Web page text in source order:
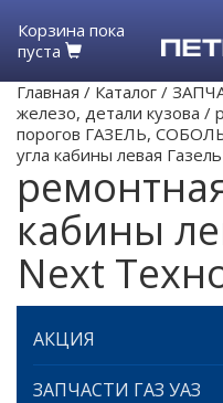
Корзина пока
пуста
Главная / Каталог /
железо, детали кузова /
порогов ГАЗЕЛЬ,
угла кабины левая
кабины
Next
АКЦИЯ
ЗАПЧАСТИ ГАЗ УАЗ